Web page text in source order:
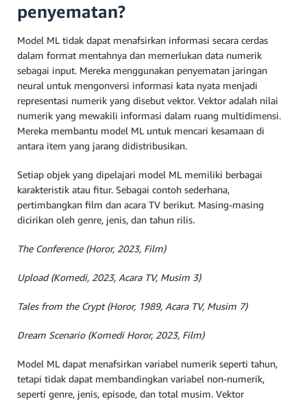
penyematan?
Model ML tidak dapat menafsirkan informasi secara cerdas
dalam format mentahnya dan memerlukan data numerik
sebagai input. Mereka menggunakan penyematan jaringan
neural untuk mengonversi informasi kata nyata menjadi
representasi numerik yang disebut vektor. Vektor adalah nilai
numerik yang mewakili informasi dalam ruang multidimensi.
Mereka membantu model ML untuk mencari kesamaan di
antara item yang jarang didistribusikan.
Setiap objek yang dipelajari model ML memiliki berbagai
karakteristik atau fitur. Sebagai contoh sederhana,
pertimbangkan film dan acara TV berikut. Masing-masing
dicirikan oleh genre, jenis, dan tahun rilis.
The Conference (Horor, 2023, Film)
Upload (Komedi, 2023, Acara TV, Musim 3)
Tales from the Crypt (Horor, 1989, Acara TV, Musim 7)
Dream Scenario (Komedi Horor, 2023, Film)
Model ML dapat menafsirkan variabel numerik seperti tahun,
tetapi tidak dapat membandingkan variabel non-numerik,
seperti genre, jenis, episode, dan total musim. Vektor